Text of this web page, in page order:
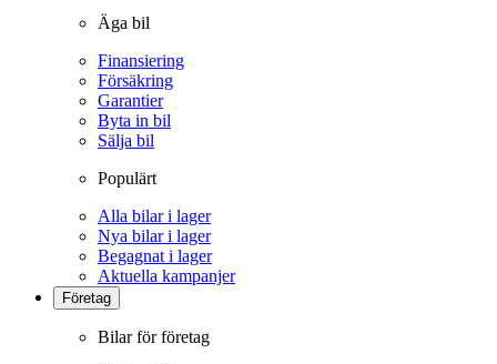
Äga bil
Finansiering
Försäkring
Garantier
Byta in bil
Sälja bil
Populärt
Alla bilar i lager
Nya bilar i lager
Begagnat i lager
Aktuella kampanjer
Företag
Bilar för företag